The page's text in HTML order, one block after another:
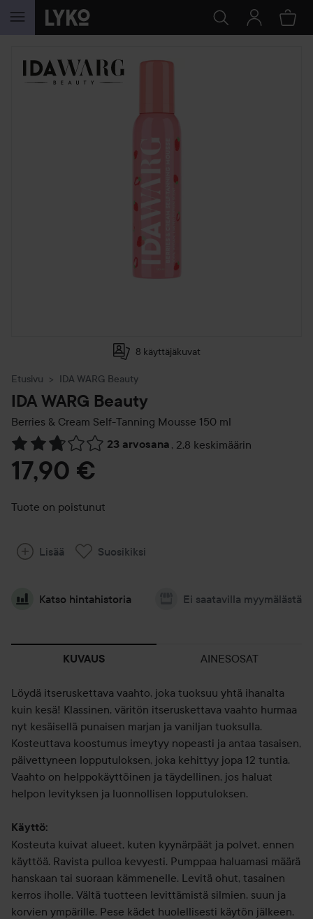
SIIRTYÄ JHK SISÄLTÖÖN
8 käyttäjäkuvat
Etusivu IDA WARG Beauty
IDA WARG Beauty
Berries & Cream Self-Tanning Mousse 150 ml
23 arvosana , 2.8 keskimäärin
Siirtyä jhk Arvosana & kommentit
17,90 €
Tuote on poistunut
Lisää Suosikiksi
Katso hintahistoria Ei saatavilla myymälästä
KUVAUS AINESOSAT
Löydä itseruskettava vaahto, joka tuoksuu yhtä ihanalta
kuin kesä! Klassinen, väritön itseruskettava vaahto hurmaa
nyt kesäisellä punaisen marjan ja vaniljan tuoksulla.
Kosteuttava koostumus imeytyy nopeasti ja antaa tasaisen,
päivettyneen lopputuloksen, joka kehittyy jopa 12 tuntia.
Vaahto on helppokäyttöinen ja täydellinen, jos haluat
helpon levityksen ja luonnollisen lopputuloksen.
Käyttö:
Kosteuta kuivat alueet, kuten kyynärpäät ja polvet, ennen
käyttöä. Ravista pulloa kevyesti. Pumppaa haluamasi määrä
hanskaan tai suoraan kämmenelle. Levitä ohut, tasainen
kerros iholle. Vältä tuotteen levittämistä silmien, suun ja
korvien ympärille. Pese kädet huolellisesti käytön jälkeen.